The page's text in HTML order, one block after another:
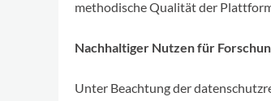
methodische Qualität der
Nachhaltiger Nutzen für
Unter Beachtung der